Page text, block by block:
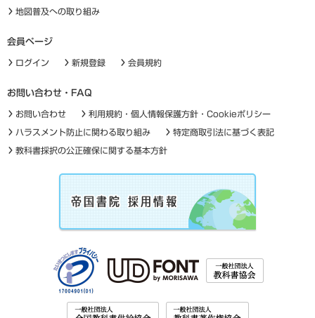
地図普及への取り組み
会員ページ
ログイン 新規登録 会員規約
お問い合わせ・FAQ
お問い合わせ 利用規約・個人情報保護方針・Cookieポリシー
ハラスメント防止に関わる取り組み 特定商取引法に基づく表記
教科書採択の公正確保に関する基本方針